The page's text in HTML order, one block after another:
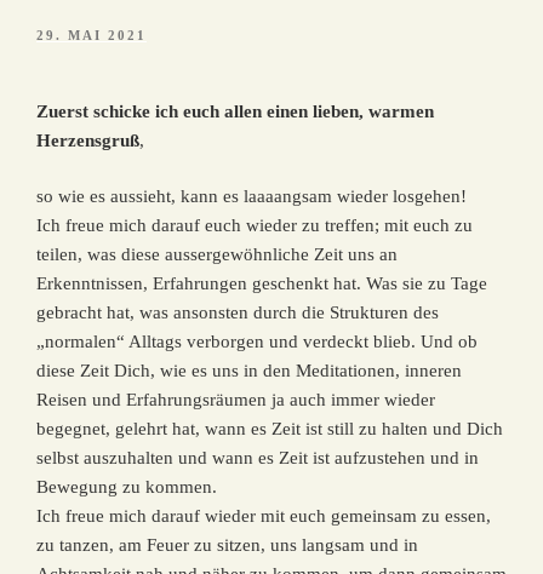
VERÖFFENTLICHT
29. MAI 2021
Zuerst schicke ich euch allen einen lieben, warmen
Herzensgruß,
so wie es aussieht, kann es laaaangsam wieder losgehen!
Ich freue mich darauf euch wieder zu treffen; mit euch zu
teilen, was diese aussergewöhnliche Zeit uns an
Erkenntnissen, Erfahrungen geschenkt hat. Was sie zu Tage
gebracht hat, was ansonsten durch die Strukturen des
„normalen“ Alltags verborgen und verdeckt blieb. Und ob
diese Zeit Dich, wie es uns in den Meditationen, inneren
Reisen und Erfahrungsräumen ja auch immer wieder
begegnet, gelehrt hat, wann es Zeit ist still zu halten und Dich
selbst auszuhalten und wann es Zeit ist aufzustehen und in
Bewegung zu kommen.
Ich freue mich darauf wieder mit euch gemeinsam zu essen,
zu tanzen, am Feuer zu sitzen, uns langsam und in